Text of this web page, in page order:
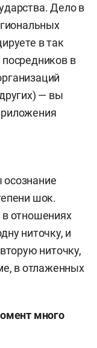
Дело в
в так
в
— вы
шок.
отношениях
ниточку, и
ниточку,
в отлаженных
много